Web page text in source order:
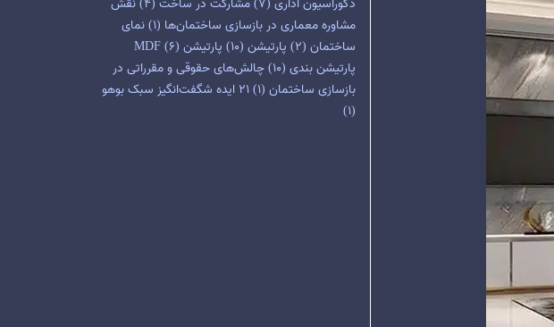
دکوراسیون اداری(7) مشارکت در ساخت(4)
نقش
مشاوره معماری در بازسازی ساختمان‌ها (1) نمای
ساختمان(2) پارتیشن(10) پارتیشن MDF (6)
پارتیشن بندی(10)
چالش‌های حقوقی و مقرراتی در
بازسازی ساختمان(1) ۲۱ ایده شگفت‌انگیز سبک بوهو
(1)